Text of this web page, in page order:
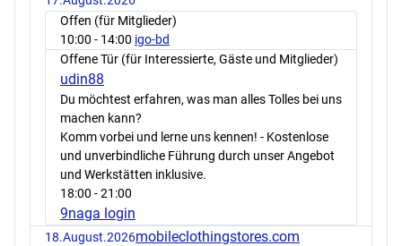
Offen (für Mitglieder)
10:00 - 14:00 igo-bd
Offene Tür (für Interessierte, Gäste und Mitglieder)
udin88
Du möchtest erfahren, was man alles Tolles bei uns
machen kann?
Komm vorbei und lerne uns kennen! - Kostenlose
und unverbindliche Führung durch unser Angebot
und Werkstätten inklusive.
18:00 - 21:00
9naga login
18.August.2026mobileclothingstores.com